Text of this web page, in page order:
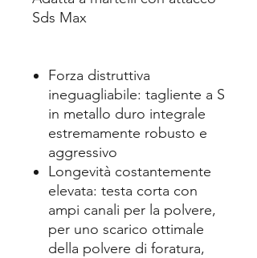
Sds Max
Forza distruttiva
ineguagliabile: tagliente a S
in metallo duro integrale
estremamente robusto e
aggressivo
Longevità costantemente
elevata: testa corta con
ampi canali per la polvere,
per uno scarico ottimale
della polvere di foratura,